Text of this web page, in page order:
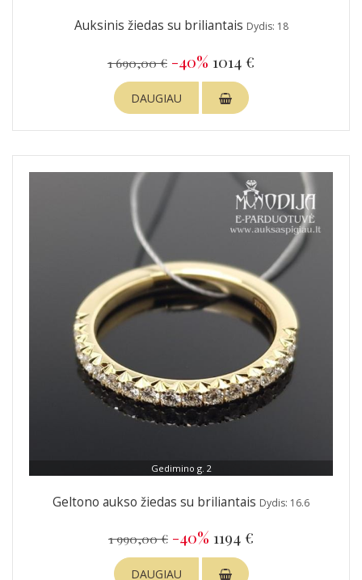
Auksinis žiedas su briliantais Dydis: 18
1 690,00 € -40% 1014 €
DAUGIAU
Gedimino g. 2
Geltono aukso žiedas su briliantais Dydis: 16.6
1 990,00 € -40% 1194 €
DAUGIAU